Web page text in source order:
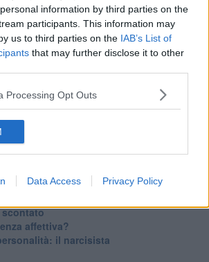
information by third parties on the
participants. This information may
us to third parties on the IAB’s List of
that may further disclose it to other
Processing Opt Outs
Data Access Privacy Policy
d’umore
a teatro​
di rispetto
il diritto di piangere
adolescente
Lilla
scontato
affettiva?
il narcisista